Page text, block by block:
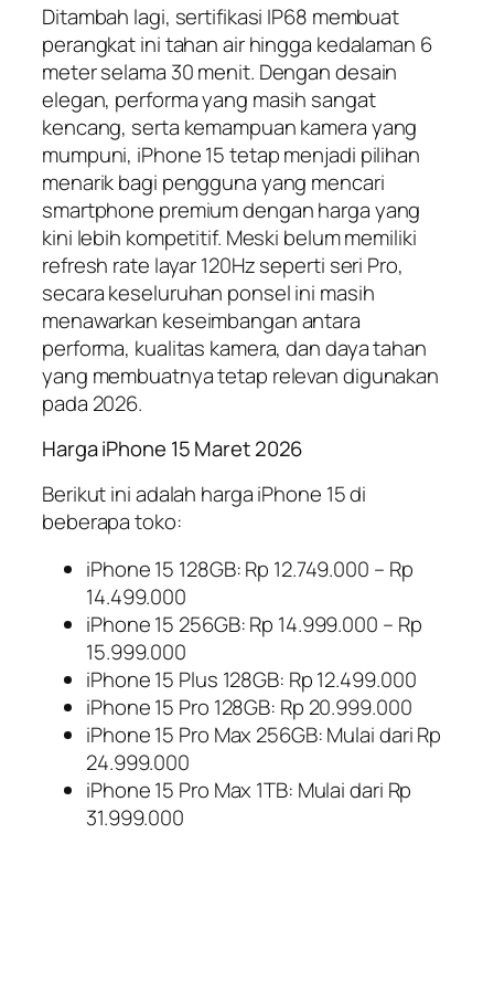
Ditambah lagi, sertifikasi IP68 membuat
perangkat ini tahan air hingga kedalaman 6
meter selama 30 menit. Dengan desain
elegan, performa yang masih sangat
kencang, serta kemampuan kamera yang
mumpuni, iPhone 15 tetap menjadi pilihan
menarik bagi pengguna yang mencari
smartphone premium dengan harga yang
kini lebih kompetitif. Meski belum memiliki
refresh rate layar 120Hz seperti seri Pro,
secara keseluruhan ponsel ini masih
menawarkan keseimbangan antara
performa, kualitas kamera, dan daya tahan
yang membuatnya tetap relevan digunakan
pada 2026.
Harga iPhone 15 Maret 2026
Berikut ini adalah harga iPhone 15 di
beberapa toko:
iPhone 15 128GB: Rp 12.749.000 – Rp
14.499.000
iPhone 15 256GB: Rp 14.999.000 – Rp
15.999.000
iPhone 15 Plus 128GB: Rp 12.499.000
iPhone 15 Pro 128GB: Rp 20.999.000
iPhone 15 Pro Max 256GB: Mulai dari Rp
24.999.000
iPhone 15 Pro Max 1TB: Mulai dari Rp
31.999.000